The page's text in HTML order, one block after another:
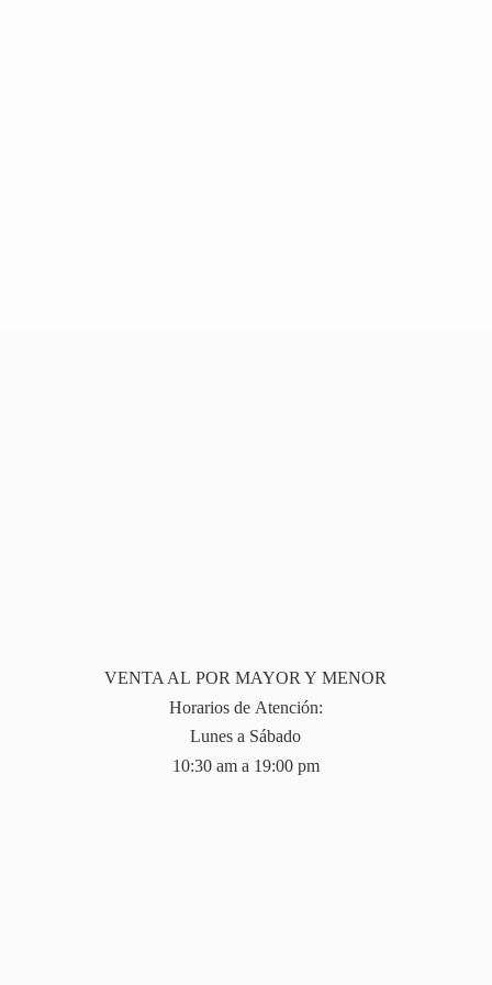
VENTA AL POR MAYOR Y MENOR
Horarios de Atención:
Lunes a Sábado
10:30 am a 19:00 pm